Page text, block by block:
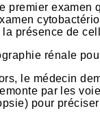
premier examen
présence de
rénale
le médecin
par les
pour